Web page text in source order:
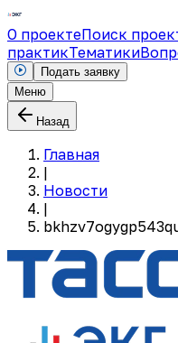
О проектеПоиск
практикТематики
Подать заявку
Меню
Назад
Главная
|
Новости
|